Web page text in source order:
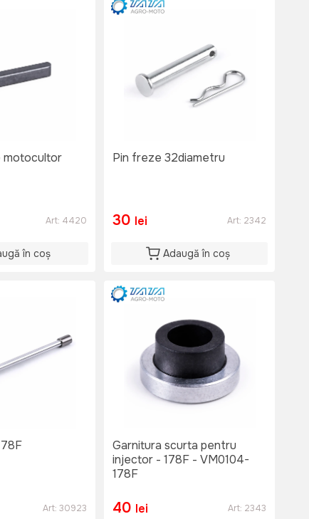
motocultor
Art: 4420
în coș
Pin freze 32diametru
30 lei Art: 2342
Adaugă în coș
Art: 30923
Garnitura scurta pentru
injector - 178F - VM0104-
178F
40 lei Art: 2343